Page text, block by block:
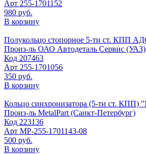
Арт 255-1701152
980 руб.
В корзину
Полукольцо стопорное 5-ти ст. КПП
Произ-ль ОАО Автодеталь Сервис (УАЗ)
Код 207463
Арт 255-1701056
350 руб.
В корзину
Кольцо синхронизатора (5-ти ст. КПП)
Произ-ль MetalPart (Санкт-Петербург)
Код 223136
Арт МР-255-1701143-08
500 руб.
В корзину